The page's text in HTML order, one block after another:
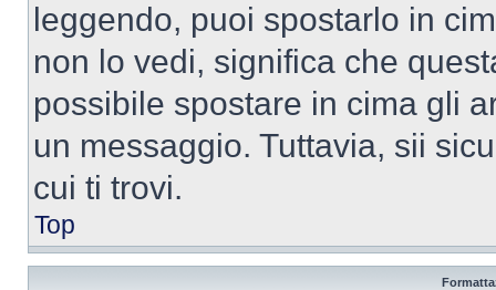
leggendo, puoi spostarlo in
non lo vedi, significa che
possibile spostare in cima gli
un messaggio. Tuttavia, sii
cui ti trovi.
Top